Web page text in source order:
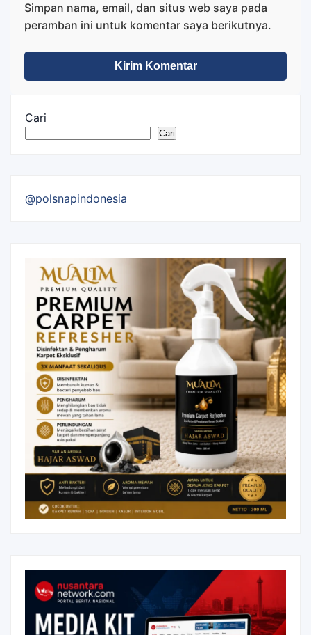
Simpan nama, email, dan situs web saya pada
peramban ini untuk komentar saya berikutnya.
Cari
Cari
@polsnapindonesia